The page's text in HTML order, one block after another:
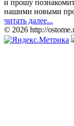
и прошу
нашими новыми
читать далее...
© 2026 http://